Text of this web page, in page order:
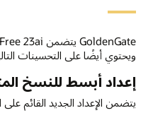
ويحتوي أيضًا على التحسينات
إعداد أبسط للنسخ
يتضمن الإعداد الجديد القائم